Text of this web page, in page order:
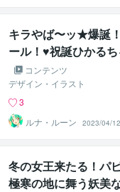
キラやば〜ッ★爆誕
ール！♥祝誕ひかる
コンテンツ
デザイン・イラスト
3
ルナ・ルーン
2023/04/12
冬の女王来たる！パ
極寒の地に舞う妖美